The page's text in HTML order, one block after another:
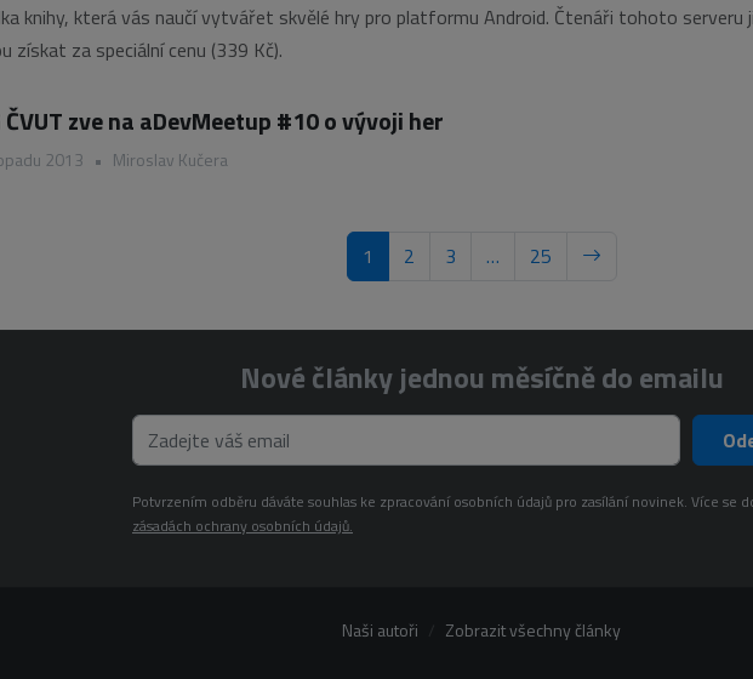
knihy, která vás naučí vytvářet skvělé hry pro platformu Android. Čtenáři tohoto serveru
získat za speciální cenu (339 Kč).
ČVUT zve na aDevMeetup #10 o vývoji her
2013 • Miroslav Kučera
1 2 3 … 25
Nové články jednou měsíčně do emailu
Potvrzením odběru dáváte souhlas ke zpracování osobních údajů pro zasílání novinek. Více se
zásadách ochrany osobních údajů.
Naši autoři Zobrazit všechny články